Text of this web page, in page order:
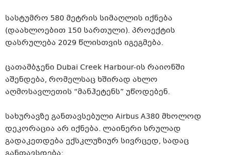
სასტუმრო 580 მეტრის სიმაღლის იქნება
(დაახლოებით 150 სართული). პროექტის
დასრულება 2029 წლისთვის იგეგმება.
ცათამბჯენი Dubai Creek Harbour-ის რაიონში
აშენდება, რომელსაც ხშირად ახლო
აღმოსავლეთის “მანჰეტენს” უწოდებენ.
სახურავზე განთავსებული Airbus A380 მხოლოდ
დეკორაცია არ იქნება. ლაინერი სრულად
გადაკეთდება ექსკლუზიურ სივრცედ, სადაც